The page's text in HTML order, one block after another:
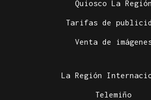
Quiosco La Región
Tarifas de
Venta de
La Región
Telemiño